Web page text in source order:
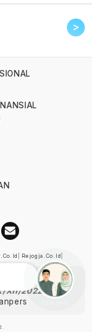
>
Rejogja.co.id
Pers
XII/2022